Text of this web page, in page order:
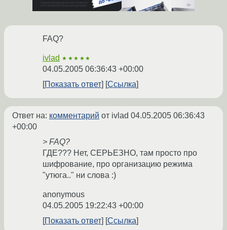
FAQ?
ivlad ★★★★★
04.05.2005 06:36:43 +00:00
Показать ответ
Ссылка
Ответ на: комментарий от ivlad 04.05.2005 06:36:43
+00:00
> FAQ?
ГДЕ??? Нет, СЕРЬЕЗНО, там просто про
шифрование, про организацию режима
"утюга.." ни слова :)
anonymous
04.05.2005 19:22:43 +00:00
Показать ответ
Ссылка